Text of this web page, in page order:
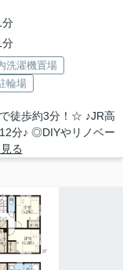
洗濯機置場
輪場
徒歩約3分！☆ ♪JR高
分♪ ◎DIYやリノベー
る